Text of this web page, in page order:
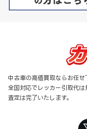
中古車の高価買取ならお任せ
全国対応でレッカー引取代
査定は完了いたします。